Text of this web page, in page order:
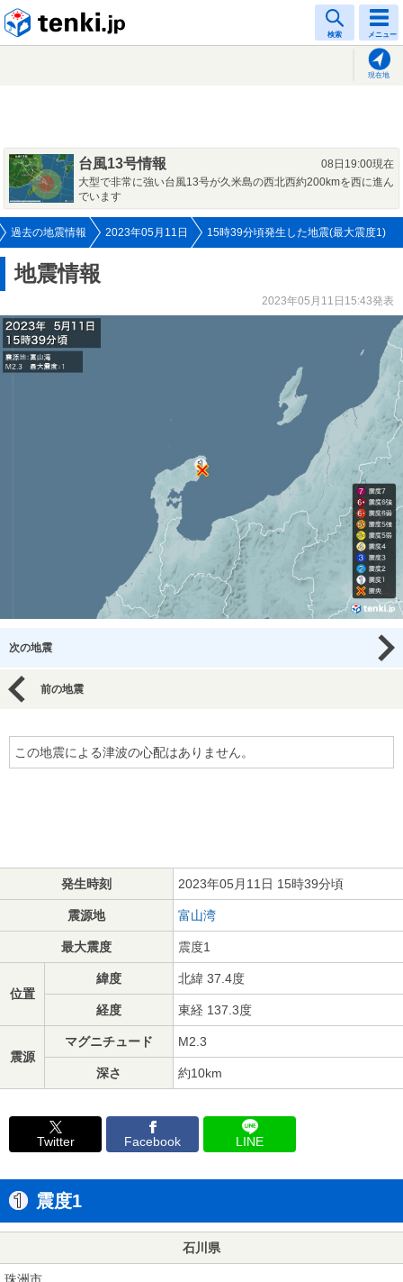
検索 メニュー
現在地
台風13号情報
08日19:00現在
大型で非常に強い台風13号が久米島の西北西約200kmを西に進ん
でいます
過去の地震情報 2023年05月11日 15時39分頃発生した地震(最大震度1)
地震情報
2023年05月11日15:43発表
次の地震
前の地震
この地震による津波の心配はありません。
発生時刻 2023年05月11日 15時39分頃
震源地 富山湾
最大震度 震度1
位置
緯度 北緯 37.4度
経度 東経 137.3度
震源
マグニチュード M2.3
深さ 約10km
Twitter Facebook LINE
震度1
石川県
珠洲市